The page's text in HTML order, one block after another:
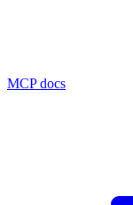
MCP docs